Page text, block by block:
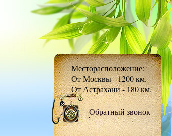
Месторасположение:
От Москвы - 1200 км.
От Астрахани - 180 км.
Обратный звонок